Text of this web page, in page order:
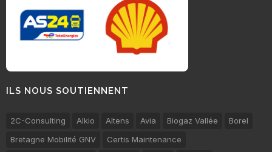
ILS NOUS SOUTIENNENT
2C-Consulting Alkio Altens Avia Biogaz Vallée
Borel
Bretagne Mobilité GNV
Certis Maintenance